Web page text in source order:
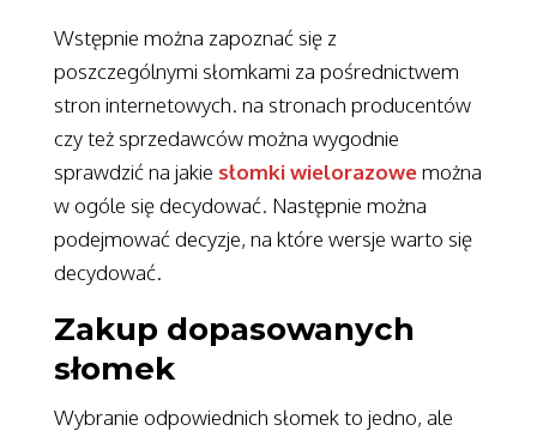
Wstępnie można zapoznać się z
poszczególnymi słomkami za pośrednictwem
stron internetowych. na stronach producentów
czy też sprzedawców można wygodnie
sprawdzić na jakie słomki wielorazowemożna
w ogóle się decydować. Następnie można
podejmować decyzje, na które wersje warto się
decydować.
Zakup dopasowanych
słomek
Wybranie odpowiednich słomek to jedno, ale